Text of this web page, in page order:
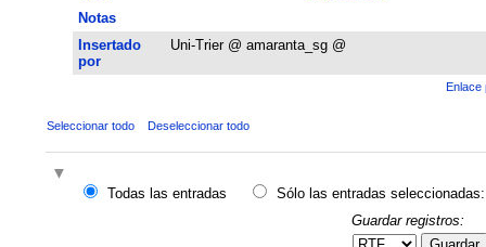
Notas
Insertado
por
Uni-Trier @ amaranta_sg @
Enlace
Seleccionar todo Deseleccionar todo
Todas las entradas
Sólo las entradas seleccionadas:
Guardar registros: